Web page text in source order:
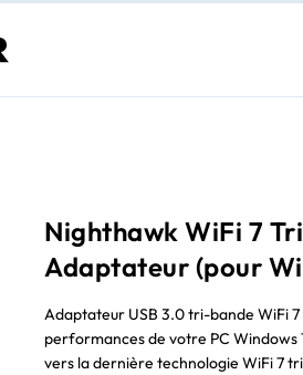
Nighthawk WiFi 7
Adaptateur (pour
Adaptateur USB 3.0 tri-bande WiFi
performances de votre PC Windows
vers la dernière technologie WiFi 7